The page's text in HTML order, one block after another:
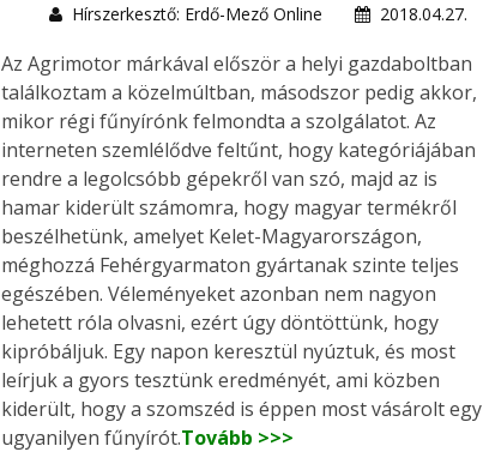
Hírszerkesztő: Erdő-Mező Online 2018.04.27.
Az Agrimotor márkával először a helyi gazdaboltban
találkoztam a közelmúltban, másodszor pedig akkor,
mikor régi fűnyírónk felmondta a szolgálatot. Az
interneten szemlélődve feltűnt, hogy kategóriájában
rendre a legolcsóbb gépekről van szó, majd az is
hamar kiderült számomra, hogy magyar termékről
beszélhetünk, amelyet Kelet-Magyarországon,
méghozzá Fehérgyarmaton gyártanak szinte teljes
egészében. Véleményeket azonban nem nagyon
lehetett róla olvasni, ezért úgy döntöttünk, hogy
kipróbáljuk. Egy napon keresztül nyúztuk, és most
leírjuk a gyors tesztünk eredményét, ami közben
kiderült, hogy a szomszéd is éppen most vásárolt egy
ugyanilyen fűnyírót.Tovább >>>